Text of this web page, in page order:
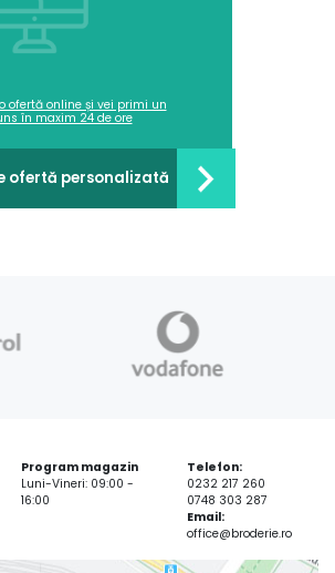
ofertă online și vei primi un
în maxim 24 de ore
ofertă personalizată
Program magazin
Luni-Vineri: 09:00 -
16:00
Telefon:
0232 217 260
0748 303 287
Email:
office@broderie.ro